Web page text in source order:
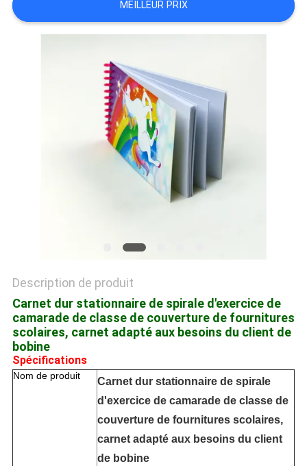
DU
MEILLEUR PRIX
Description de produit
Carnet dur stationnaire de spirale d'exercice de
camarade de classe de couverture de fournitures
scolaires, carnet adapté aux besoins du client de
bobine
Spécifications
Nom de produit
Carnet dur stationnaire de spirale
d'exercice de camarade de classe de
couverture de fournitures scolaires,
carnet adapté aux besoins du client
de bobine